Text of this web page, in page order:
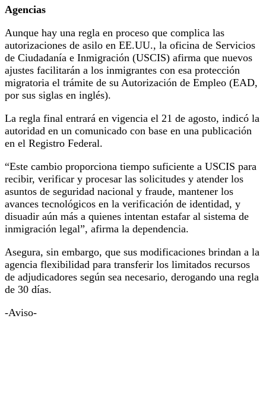
Agencias
Aunque hay una regla en proceso que complica las
autorizaciones de asilo en EE.UU., la oficina de Servicios
de Ciudadanía e Inmigración (USCIS) afirma que nuevos
ajustes facilitarán a los inmigrantes con esa protección
migratoria el trámite de su Autorización de Empleo (EAD,
por sus siglas en inglés).
La regla final entrará en vigencia el 21 de agosto, indicó la
autoridad en un comunicado con base en una publicación
en el Registro Federal.
“Este cambio proporciona tiempo suficiente a USCIS para
recibir, verificar y procesar las solicitudes y atender los
asuntos de seguridad nacional y fraude, mantener los
avances tecnológicos en la verificación de identidad, y
disuadir aún más a quienes intentan estafar al sistema de
inmigración legal”, afirma la dependencia.
Asegura, sin embargo, que sus modificaciones brindan a la
agencia flexibilidad para transferir los limitados recursos
de adjudicadores según sea necesario, derogando una regla
de 30 días.
-Aviso-